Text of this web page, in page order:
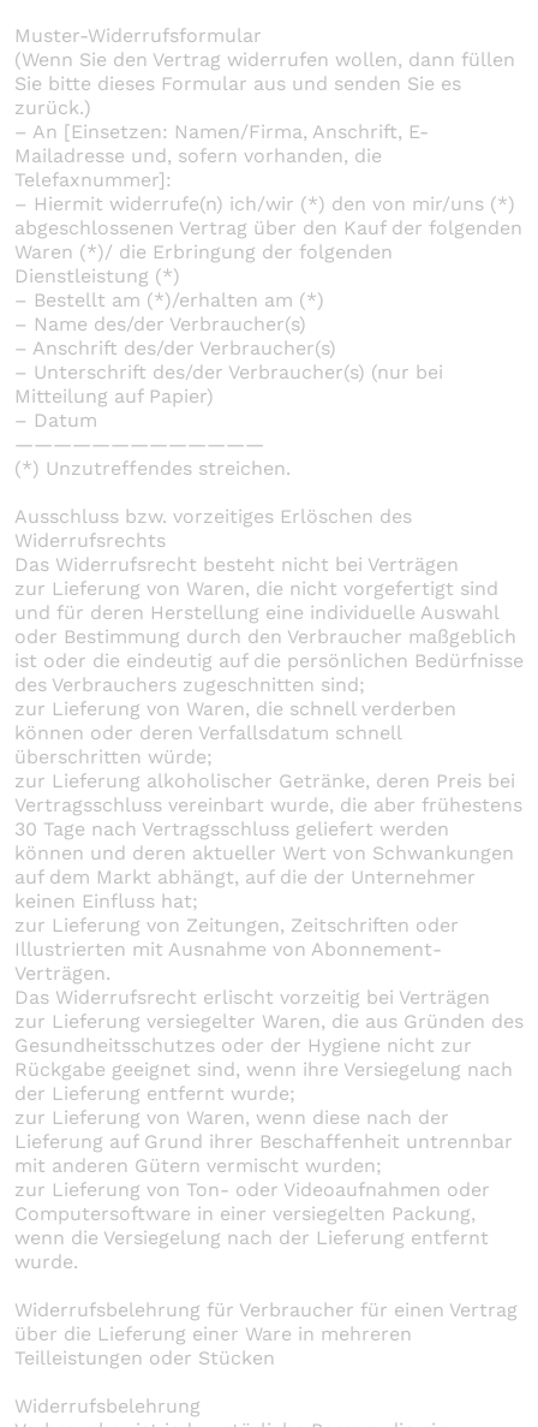
Muster-Widerrufsformular
(Wenn Sie den Vertrag widerrufen wollen, dann füllen
Sie bitte dieses Formular aus und senden Sie es
zurück.)
– An [Einsetzen: Namen/Firma, Anschrift, E-
Mailadresse und, sofern vorhanden, die
Telefaxnummer]:
– Hiermit widerrufe(n) ich/wir (*) den von mir/uns (*)
abgeschlossenen Vertrag über den Kauf der folgenden
Waren (*)/ die Erbringung der folgenden
Dienstleistung (*)
– Bestellt am (*)/erhalten am (*)
– Name des/der Verbraucher(s)
– Anschrift des/der Verbraucher(s)
– Unterschrift des/der Verbraucher(s) (nur bei
Mitteilung auf Papier)
– Datum
—————————————
(*) Unzutreffendes streichen.
Ausschluss bzw. vorzeitiges Erlöschen des
Widerrufsrechts
Das Widerrufsrecht besteht nicht bei Verträgen
zur Lieferung von Waren, die nicht vorgefertigt sind
und für deren Herstellung eine individuelle Auswahl
oder Bestimmung durch den Verbraucher maßgeblich
ist oder die eindeutig auf die persönlichen Bedürfnisse
des Verbrauchers zugeschnitten sind;
zur Lieferung von Waren, die schnell verderben
können oder deren Verfallsdatum schnell
überschritten würde;
zur Lieferung alkoholischer Getränke, deren Preis bei
Vertragsschluss vereinbart wurde, die aber frühestens
30 Tage nach Vertragsschluss geliefert werden
können und deren aktueller Wert von Schwankungen
auf dem Markt abhängt, auf die der Unternehmer
keinen Einfluss hat;
zur Lieferung von Zeitungen, Zeitschriften oder
Illustrierten mit Ausnahme von Abonnement-
Verträgen.
Das Widerrufsrecht erlischt vorzeitig bei Verträgen
zur Lieferung versiegelter Waren, die aus Gründen des
Gesundheitsschutzes oder der Hygiene nicht zur
Rückgabe geeignet sind, wenn ihre Versiegelung nach
der Lieferung entfernt wurde;
zur Lieferung von Waren, wenn diese nach der
Lieferung auf Grund ihrer Beschaffenheit untrennbar
mit anderen Gütern vermischt wurden;
zur Lieferung von Ton- oder Videoaufnahmen oder
Computersoftware in einer versiegelten Packung,
wenn die Versiegelung nach der Lieferung entfernt
wurde.
Widerrufsbelehrung für Verbraucher für einen Vertrag
über die Lieferung einer Ware in mehreren
Teilleistungen oder Stücken
Widerrufsbelehrung